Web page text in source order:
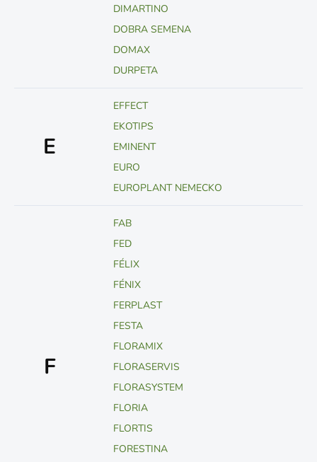
DIMARTINO
DOBRA SEMENA
DOMAX
DURPETA
E
EFFECT
EKOTIPS
EMINENT
EURO
EUROPLANT NEMECKO
F
FAB
FED
FÉLIX
FÉNIX
FERPLAST
FESTA
FLORAMIX
FLORASERVIS
FLORASYSTEM
FLORIA
FLORTIS
FORESTINA